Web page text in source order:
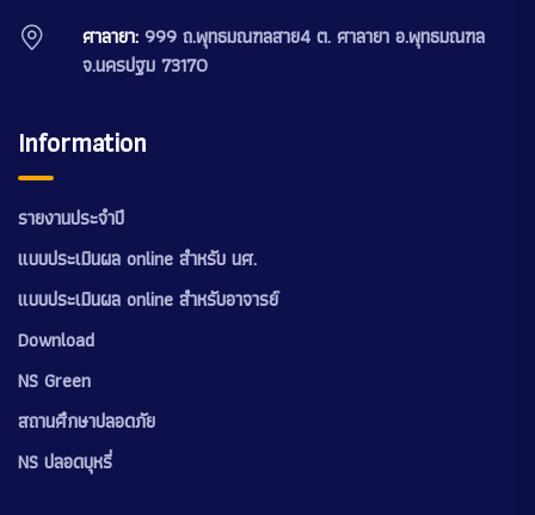
ศาลายา: 999 ถ.พุทธมณฑลสาย4 ต. ศาลายา อ.พุทธมณฑล
จ.นครปฐม 73170
Information
รายงานประจำปี
แบบประเมินผล online สำหรับ นศ.
แบบประเมินผล online สำหรับอาจารย์
Download
NS Green
สถานศึกษาปลอดภัย
NS ปลอดบุหรี่